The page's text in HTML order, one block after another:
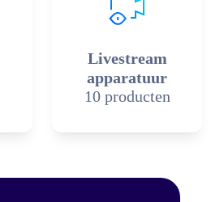
Livestream
apparatuur
10 producten